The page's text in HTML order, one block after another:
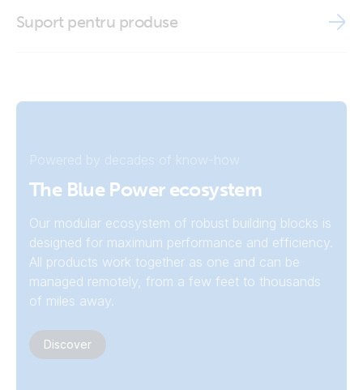
Multi HS19 Solar 15k (left)
Suport pentru produse
Powered by decades of know-how
The Blue Power ecosystem
Our modular ecosystem of robust building blocks is
designed for maximum performance and efficiency.
All products work together as one and can be
managed remotely, from a few feet to thousands
of miles away.
Discover